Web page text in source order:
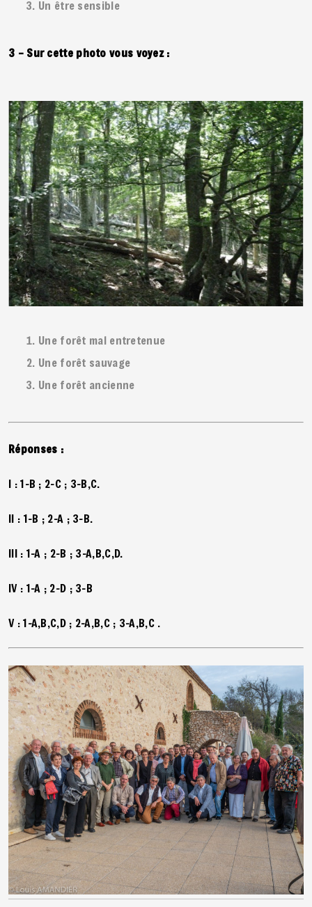
Un être sensible
3 – Sur cette photo vous voyez :
Une forêt mal entretenue
Une forêt sauvage
Une forêt ancienne
Réponses :
I : 1-B ; 2-C ; 3-B,C.
II : 1-B ; 2-A ; 3-B.
III : 1-A ; 2-B ; 3-A,B,C,D.
IV : 1-A ; 2-D ; 3-B
V : 1-A,B,C,D ; 2-A,B,C ; 3-A,B,C .